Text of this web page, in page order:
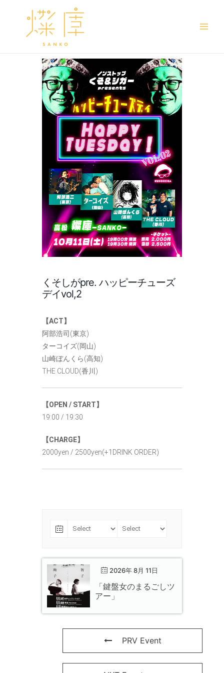
くそしがpre. ハッピーチューズ
デイvol,2
【ACT】
阿部浩司(東京)
ターコイズ(岡山)
山崎ぼんくら(高知)
THE CLOUD(香川)
【OPEN / START】
19:00 / 19:30
【CHARGE】
2000yen / 2500yen(+1DRINK ORDER)
2026年 8月 11日
「鍵盤女のまるごしツ
アー」
PRV Event